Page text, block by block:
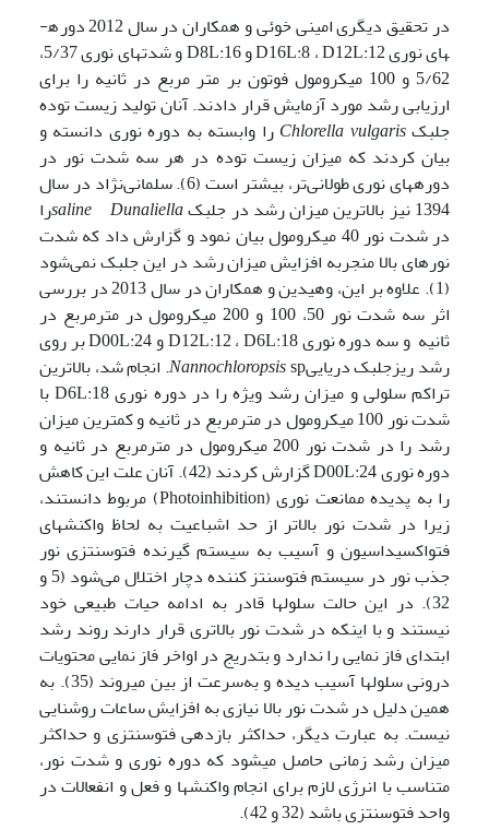
در تحقیق دیگری امینی خوئی و همکاران در سال 2012 دوره­
های نوری D16L:8 ، D12L:12 و D8L:16 و شدت­های نوری 5/37،
5/62 و 100 میکرومول فوتون بر متر مربع در ثانیه را برای
ارزیابی رشد مورد آزمایش قرار دادند. آنان تولید زیست توده
جلبکChlorella vulgaris را وابسته به دوره نوری دانسته و
بیان کردند که میزان زیست توده در هر سه شدت نور در
دوره­های نوری طولانی‌تر، بیشتر است (6). سلمانی‌نژاد در سال
1394 نیز بالاترین میزان رشد در جلبک
saline Dunaliella
را
در شدت نور 40 میکرومول بیان نمود و گزارش داد که شدت
نورهای بالا منجربه افزایش میزان رشد در این جلبک نمی‌شود
(1). علاوه بر این، وهیدین و همکاران در سال 2013 در بررسی
اثر سه شدت نور 50، 100 و 200 میکرومول در مترمربع در
ثانیه و سه دوره نوری D12L:12 ، D6L:18 و D00L:24 بر روی
رشد ریزجلبک دریایی Nannochloropsissp. انجام شد، بالاترین
تراکم سلولی و میزان رشد ویژه را در دوره نوری D6L:18 با
شدت نور 100 میکرومول در مترمربع در ثانیه و کمترین میزان
رشد را در شدت نور 200 میکرومول در مترمربع در ثانیه و
دوره نوری D00L:24 گزارش کردند (42). آنان علت این کاهش
را به پدیده ممانعت نوری (Photoinhibition) مربوط دانستند،
زیرا در شدت نور بالاتر از حد اشباعیت به لحاظ واکنش­های
فتواکسیداسیون و آسیب به سیستم گیرنده فتوسنتزی نور
جذب نور در سیستم فتوسنتز کننده دچار اختلال می‌شود (5 و
32). در این حالت سلول­ها قادر به ادامه حیات طبیعی خود
نیستند و با اینکه در شدت نور بالاتری قرار دارند روند رشد
ابتدای فاز نمایی را ندارد و بتدریج در اواخر فاز نمایی محتویات
درونی سلول­ها آسیب دیده و به‌سرعت از بین می­روند (35). به
همین دلیل در شدت نور بالا نیازی به افزایش ساعات روشنایی
نیست. به عبارت دیگر، حداکثر بازدهی فتوسنتزی و حداکثر
میزان رشد زمانی حاصل می­شود که دوره نوری و شدت نور،
متناسب با انرژی لازم برای انجام واکنش­ها و فعل و انفعالات در
واحد فتوسنتزی باشد (32 و 42).